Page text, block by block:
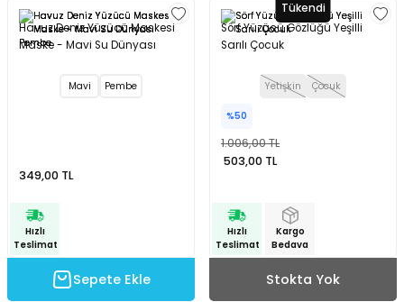
Havuz Deniz Yüzücü Maskesi
Maske - Mavi Su Dünyası
Mavi Pembe
349,00 TL
Hızlı
Teslimat
Sepete Ekle
Tükendi
Sörf Yüzücü Gözlüğü Yeşilli
Sarılı Çocuk
Yetişkin Çocuk
%50
1.006,00 TL
503,00 TL
Hızlı
Teslimat
Kargo
Bedava
Stokta Yok